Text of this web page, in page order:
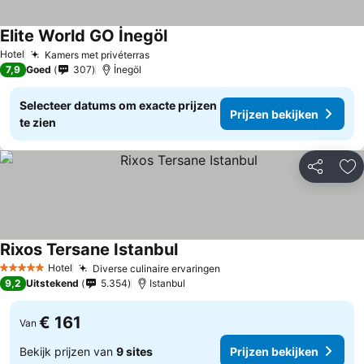
Hotel Kamers met privéterras
Elite World GO İnegöl
7,9 Goed 307 İnegöl
Selecteer datums om exacte prijzen
te zien
Prijzen bekijken
Delen
5 Sterren Hotel Diverse culinaire ervaringen
Rixos Tersane Istanbul
9,2 Uitstekend 5.354 Istanbul
Van € 161
Bekijk prijzen van 9 sites Prijzen bekijken